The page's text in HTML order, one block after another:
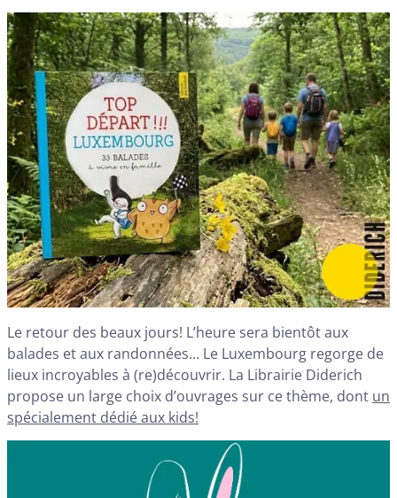
Le retour des beaux jours! L’heure sera bientôt aux
balades et aux randonnées… Le Luxembourg regorge de
lieux incroyables à (re)découvrir. La Librairie Diderich
propose un large choix d’ouvrages sur ce thème, dont un
spécialement dédié aux kids!